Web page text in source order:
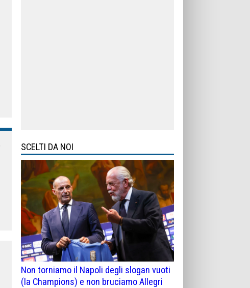
SCELTI DA NOI
Non torniamo il Napoli degli slogan vuoti
(la Champions) e non bruciamo Allegri